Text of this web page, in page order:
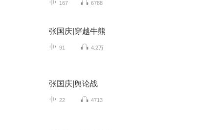
167 6788
张国庆|穿越牛熊
91 4.2万
张国庆|舆论战
22 4713